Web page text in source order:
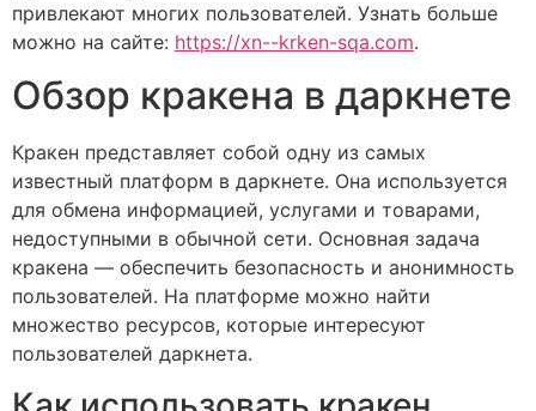
привлекают многих пользователей. Узнать больше
можно на сайте: https://xn--krken-sqa.com.
Обзор кракена в даркнете
Кракен представляет собой одну из самых
известный платформ в даркнете. Она используется
для обмена информацией, услугами и товарами,
недоступными в обычной сети. Основная задача
кракена — обеспечить безопасность и анонимность
пользователей. На платформе можно найти
множество ресурсов, которые интересуют
пользователей даркнета.